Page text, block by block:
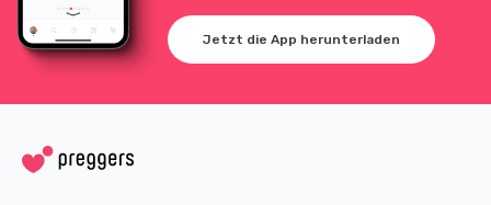
Jetzt die App herunterladen